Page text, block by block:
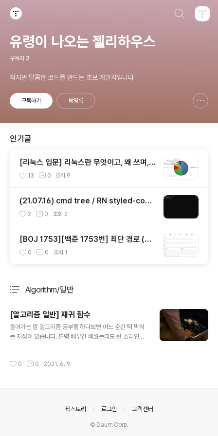
유령이 나오는 젤리하우스
구독자 2
작지만 달콤한 코드를 만드는 초보 개발자입니다
구독하기 방명록
인기글
[리눅스 입문] 리눅스란 무엇이고, 왜 쓰며,
어떻게 쓰는걸까?
13 0 조회 9
(21.07.16) cmd tree / RN styled-com
ponent의 타입 패키지
2 0 조회 2
[BOJ 1753][백준 1753번] 최단 경로 (파
이썬 풀이)
0 0 조회 1
Algorithm/일반
[알고리즘 일반] 재귀 함수
들어가는 말 알고리즘 공부를 하다보면 어느 순간 턱 막히
는 지점이 있습니다. 분명 배우긴 배웠는데도 뭔 소리인지
존재합니다. 그 많은 고비 중에서 재귀 함수가 가장 먼저 등
면 되지 않느냐?" 라고 생각하실 수 있겠습니다. 맞습니다.
사실 재귀적 구현으로 풀 수 있는 문제들은 다른 방법으로
도 충분히 풀 수 있습니다. 그럼에도 불구하고 우리가 재귀
0 0 2021. 6. 9.
티스토리 로그인 고객센터
© Daum Corp.